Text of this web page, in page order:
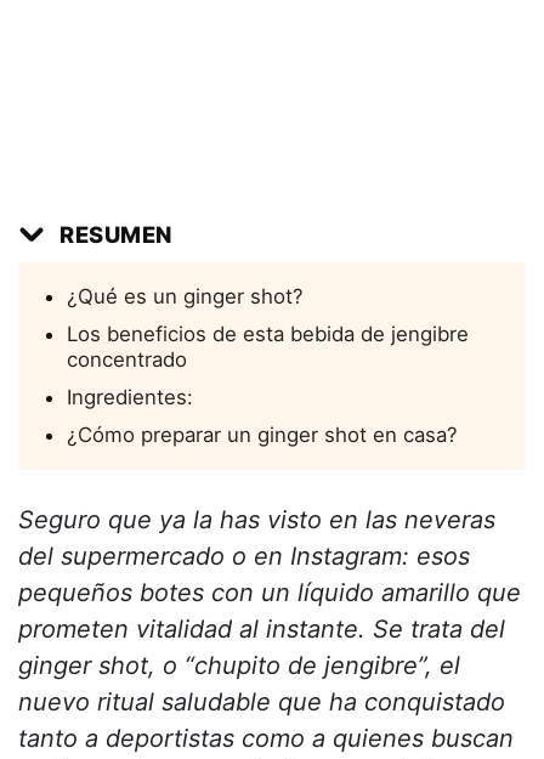
RESUMEN
¿Qué es un ginger shot?
Los beneficios de esta bebida de jengibre
concentrado
Ingredientes:
¿Cómo preparar un ginger shot en casa?
Seguro que ya la has visto en las neveras
del supermercado o en Instagram: esos
pequeños botes con un líquido amarillo que
prometen vitalidad al instante. Se trata del
ginger shot, o “chupito de jengibre”, el
nuevo ritual saludable que ha conquistado
tanto a deportistas como a quienes buscan